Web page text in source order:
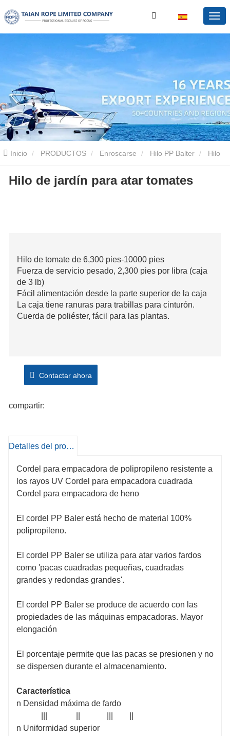
Inicio PRODUCTOS Enroscarse Hilo PP Balter
de jardín para atar tomates
Hilo de jardín para atar tomates
Hilo de tomate de 6,300 pies-10000 pies
Fuerza de servicio pesado, 2,300 pies por libra (caja
de 3 lb)
Fácil alimentación desde la parte superior de la caja
La caja tiene ranuras para trabillas para cinturón.
Cuerda de poliéster, fácil para las plantas.
Contactar ahora
compartir:
Detalles del producto
Cordel para empacadora de polipropileno resistente a
los rayos UV Cordel para empacadora cuadrada
Cordel para empacadora de heno
El cordel PP Baler está hecho de material 100%
polipropileno.
El cordel PP Baler se utiliza para atar varios fardos
como 'pacas cuadradas pequeñas, cuadradas
grandes y redondas grandes'.
El cordel PP Baler se produce de acuerdo con las
propiedades de las máquinas empacadoras. Mayor
elongación
El porcentaje permite que las pacas se presionen y no
se dispersen durante el almacenamiento.
Característica
n Densidad máxima de fardo
n Uniformidad superior